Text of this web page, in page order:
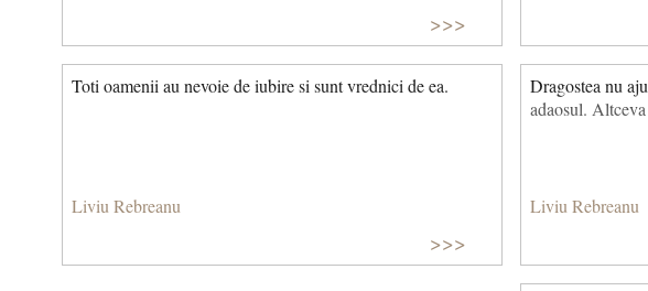
>>>
Toti oamenii au nevoie de iubire si sunt vrednici de ea.
Liviu Rebreanu
>>>
Dragostea nu
adaosul.
Liviu Rebreanu